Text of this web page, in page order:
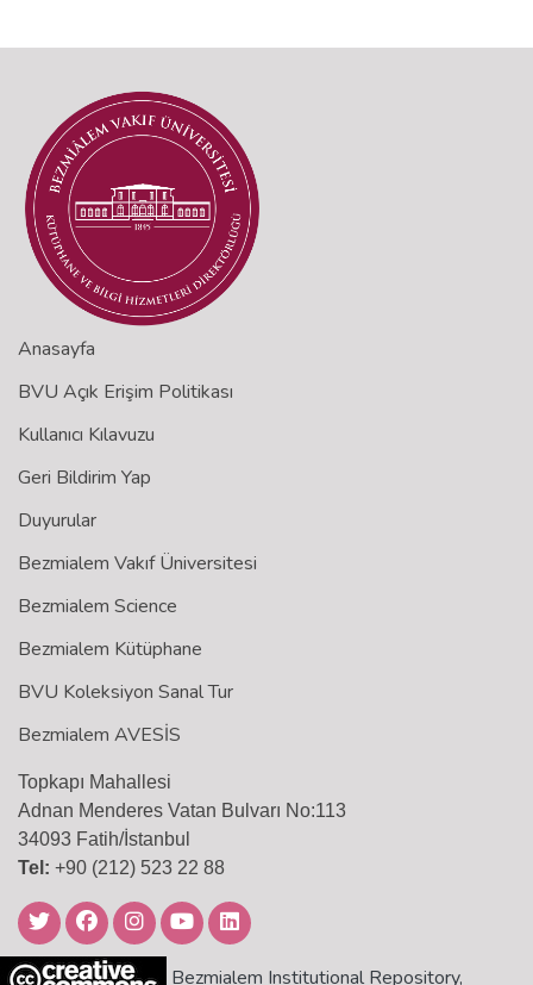
Anasayfa
BVU Açık Erişim Politikası
Kullanıcı Kılavuzu
Geri Bildirim Yap
Duyurular
Bezmialem Vakıf Üniversitesi
Bezmialem Science
Bezmialem Kütüphane
BVU Koleksiyon Sanal Tur
Bezmialem AVESİS
Topkapı Mahallesi
Adnan Menderes Vatan Bulvarı No:113
34093 Fatih/İstanbul
Tel: +90 (212) 523 22 88
Bezmialem Institutional Repository,